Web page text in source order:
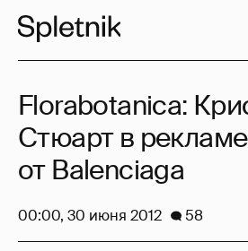
Florabotanica:
Стюарт в
от Balenciaga
00:00, 30 июня 2012 58